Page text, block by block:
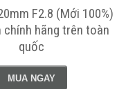
F2.8 (Mới 100%)
chính hãng trên toàn
quốc
MUA NGAY